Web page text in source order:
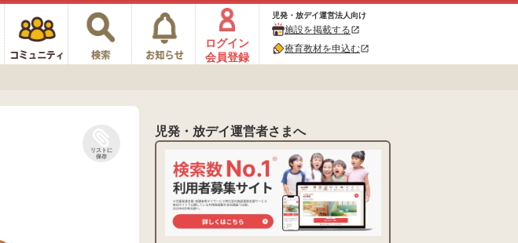
ログイン
会員登録
児発・放デイ運営法人向け
施設を掲載するopen_in_new
療育教材を申込むopen_in_new
リストに
保存
児発・放デイ運営者さまへ